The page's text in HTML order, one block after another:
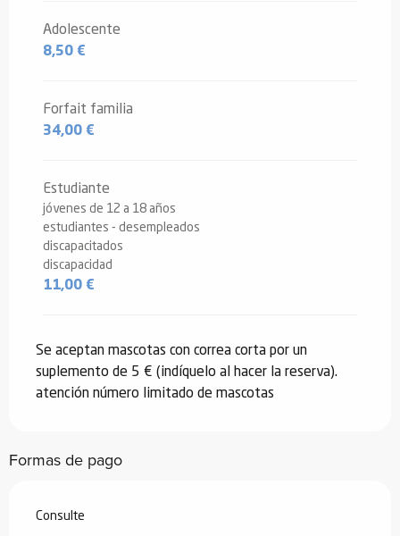
Adolescente
8,50 €
Forfait familia
34,00 €
Estudiante
jóvenes de 12 a 18 años
estudiantes - desempleados
discapacitados
discapacidad
11,00 €
Se aceptan mascotas con correa corta por un
suplemento de 5 € (indíquelo al hacer la reserva).
atención número limitado de mascotas
Formas de pago
Consulte